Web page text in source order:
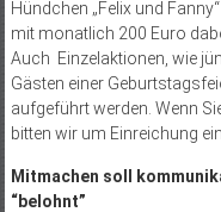
Hündchen „Felix und
mit monatlich 200 Euro
Auch Einzelaktionen, wie
Gästen einer
aufgeführt werden. Wenn
bitten wir um Einreichung
Mitmachen soll
“belohnt”